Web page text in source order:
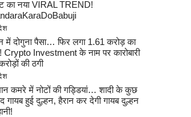
का नया VIRAL TREND!
में दोगुना पैसा… फिर लगा 1.61 करोड़ का
Crypto Investment के नाम पर कारोबारी
की ठगी
कमरे में नोटों की गड्डियां… शादी के कुछ
गायब हुई दुल्हन, हैरान कर देगी गायब दुल्हन